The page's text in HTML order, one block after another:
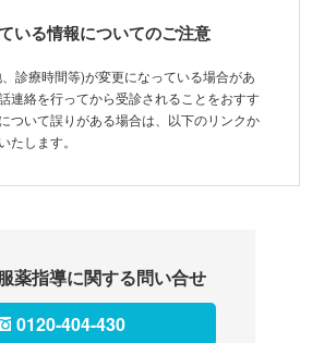
いる情報についてのご注意
診療時間等)が変更になっている場合があ
連絡を行ってから受診されることをおすす
ついて誤りがある場合は、以下のリンクか
たします。
薬指導に関する問い合せ
0120-404-430